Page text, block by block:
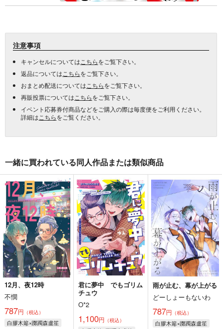
注意事項
キャンセルについては こちらをご覧下さい。
返品については こちらをご覧下さい。
おまとめ配送については こちらをご覧下さい。
再販投票については こちらをご覧下さい。
イベント応募券付商品などをご購入の際は毎度便をご利用ください。
詳細は こちらをご覧ください。
一緒に買われている同人作品または類似商品
12月、夜12時
不憫
787円 （税込）
白膠木簓×躑躅森盧笙
君に夢中 でもゴリム
チュウ
O*2
1,100円 （税込）
雨が止む、幕が上がる
どーしょーもないわ
787円 （税込）
白膠木簓×躑躅森盧笙